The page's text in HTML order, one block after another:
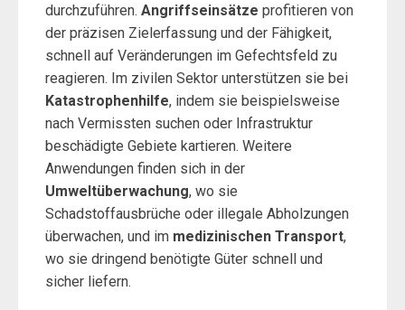
durchzuführen. Angriffseinsätze profitieren von
der präzisen Zielerfassung und der Fähigkeit,
schnell auf Veränderungen im Gefechtsfeld zu
reagieren. Im zivilen Sektor unterstützen sie bei
Katastrophenhilfe, indem sie beispielsweise
nach Vermissten suchen oder Infrastruktur
beschädigte Gebiete kartieren. Weitere
Anwendungen finden sich in der
Umweltüberwachung, wo sie
Schadstoffausbrüche oder illegale Abholzungen
überwachen, und im medizinischen Transport,
wo sie dringend benötigte Güter schnell und
sicher liefern.